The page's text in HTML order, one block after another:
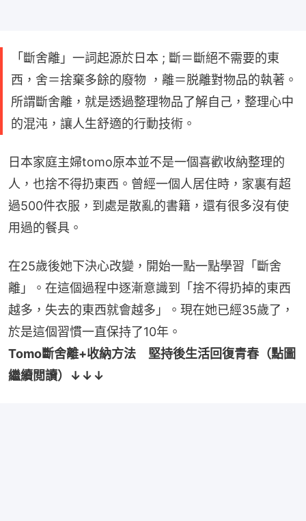
「斷舍離」一詞起源於日本 ; 斷＝斷絕不需要的東
西，舍＝捨棄多餘的廢物 ，離＝脱離對物品的執著。
所謂斷舍離，就是透過整理物品了解自己，整理心中
的混沌，讓人生舒適的行動技術。
日本家庭主婦tomo原本並不是一個喜歡收納整理的
人，也捨不得扔東西。曾經一個人居住時，家裏有超
過500件衣服，到處是散亂的書籍，還有很多沒有使
用過的餐具。
在25歲後她下決心改變，開始一點一點學習「斷舍
離」。在這個過程中逐漸意識到「捨不得扔掉的東西
越多，失去的東西就會越多」。現在她已經35歲了，
於是這個習慣一直保持了10年。
Tomo斷舍離+收納方法　堅持後生活回復青春（點圖
繼續閲讀）↓↓↓